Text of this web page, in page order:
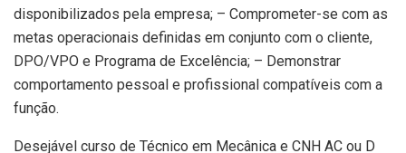
disponibilizados pela empresa; – Comprometer-se com as
metas operacionais definidas em conjunto com o cliente,
DPO/VPO e Programa de Excelência; – Demonstrar
comportamento pessoal e profissional compatíveis com a
função.
Desejável curso de Técnico em Mecânica e CNH AC ou D